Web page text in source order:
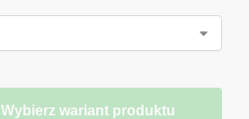
Wybierz wariant produktu